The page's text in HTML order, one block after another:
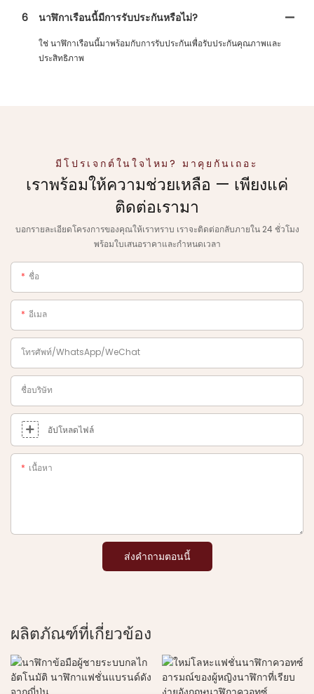
6 นาฬิกาเรือนนี้มีการรับประกันหรือไม่?
ใช่ นาฬิกาเรือนนี้มาพร้อมกับการรับประกันเพื่อรับประกันคุณภาพและ
ประสิทธิภาพ
มีโปรเจกต์ในใจไหม? มาคุยกันเถอะ
เราพร้อมให้ความช่วยเหลือ — เพียงแค่
ติดต่อเรามา
บอกรายละเอียดโครงการของคุณให้เราทราบ เราจะติดต่อกลับภายใน 24 ชั่วโมง
พร้อมใบเสนอราคาและกำหนดเวลา
ชื่อ
อีเมล
โทรศัพท์/WhatsApp/WeChat
ชื่อบริษัท
อัปโหลดไฟล์
เนื้อหา
ส่งคำถามตอนนี้
ผลิตภัณฑ์ที่เกี่ยวข้อง